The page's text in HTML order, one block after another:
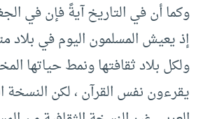
وكما أن في التاريخ آيةً فإن في
إذ يعيش المسلمون اليوم في بلاد
ولكل بلاد ثقافتها ونمط حياتها
يقرءون نفس القرآن ، لكن النسخة